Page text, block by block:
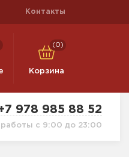
Контакты
(0)
Корзина
978 985 88 52
с 9:00 до 23:00